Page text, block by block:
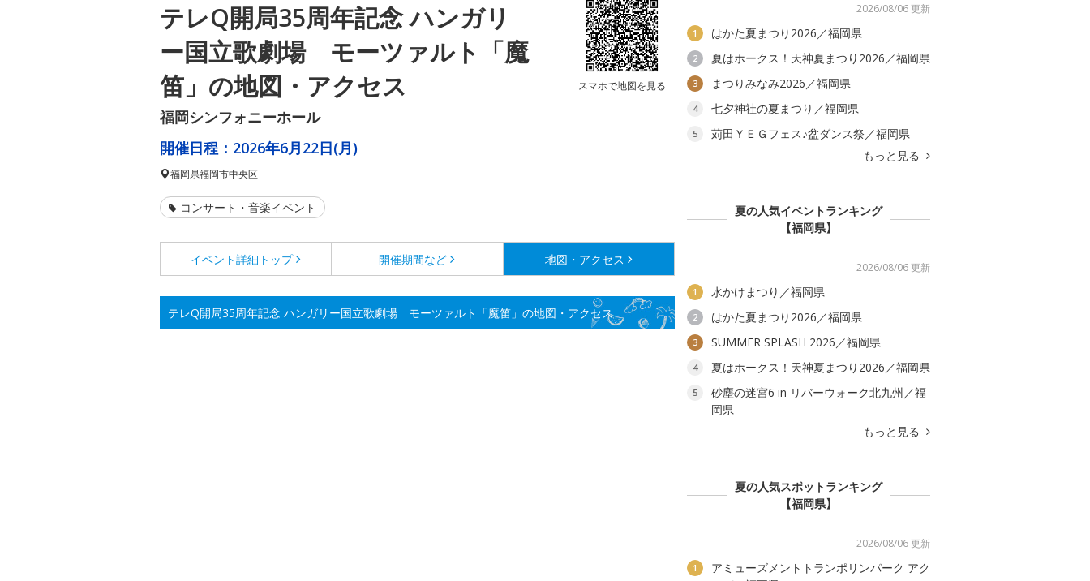
テレQ開局35周年記念 ハンガリ
ー国立歌劇場 モーツァルト「魔
笛」の地図・アクセス
福岡シンフォニーホール
スマホで地図を見る
開催日程： 2026年6月22日(月)
福岡県福岡市中央区
コンサート・音楽イベント
イベント詳細 トップ 開催期間など 地図・アクセス
テレQ開局35周年記念 ハンガリー国立歌劇場 モーツァルト「魔笛」の地図・アクセス
2026/08/06 更新
1 はかた夏まつり2026／福岡県
2 夏はホークス！天神夏まつり2026／福岡県
3 まつりみなみ2026／福岡県
4 七夕神社の夏まつり／福岡県
5
苅田ＹＥＧフェス♪盆ダンス祭／福岡県
もっと見る
夏の人気イベントランキング
【福岡県】
2026/08/06 更新
1 水かけまつり／福岡県
2 はかた夏まつり2026／福岡県
3 SUMMER SPLASH 2026／福岡県
4 夏はホークス！天神夏まつり2026／福岡県
5
砂塵の迷宮6 in リバーウォーク北九州／福
岡県
もっと見る
夏の人気スポットランキング
【福岡県】
2026/08/06 更新
1
アミューズメントトランポリンパーク アク